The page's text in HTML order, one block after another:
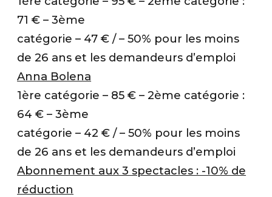
71 € – 3ème
catégorie – 47 € / – 50% pour les moins
de 26 ans et les demandeurs d’emploi
Anna Bolena
1ère catégorie – 85 € – 2ème catégorie :
64 € – 3ème
catégorie – 42 € / – 50% pour les moins
de 26 ans et les demandeurs d’emploi
Abonnement aux 3 spectacles : -10% de
réduction